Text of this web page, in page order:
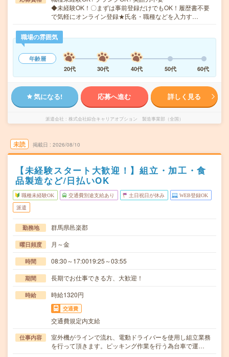
◆未経験OK！〇まずは事前登録だけでもOK！履歴書不要
で気軽にオンライン登録★氏名・職種などを入力す…
職場の雰囲気
年齢層
20代
30代 40代 50代 60代
気になる! 応募へ進む 詳しく見る
派遣会社 株式会社綜合キャリアオプション 製造事業部（全国）
未読 掲載日 2026/08/10
【未経験スタート大歓迎！】組立・加工・食
品製造など/日払いOK
職種未経験OK 交通費別途支給あり 土日祝日が休み WEB登録OK
派遣
勤務地 群馬県邑楽郡
曜日頻度 月～金
時間 08:30～17:0019:25～03:55
期間 長期でお仕事できる方、大歓迎！
時給 時給1320円
交通費
交通費規定内支給
仕事内容
室外機がラインで流れ、電動ドライバーを使用し組立業務
を行って頂きます。ピッキング作業を行う為台車で運…